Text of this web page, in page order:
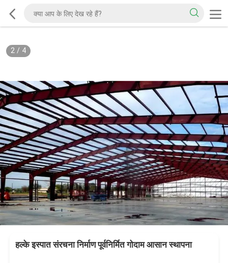
2/ 4
हल्के इस्पात संरचना निर्माण पूर्वनिर्मित गोदाम आसान स्थापना